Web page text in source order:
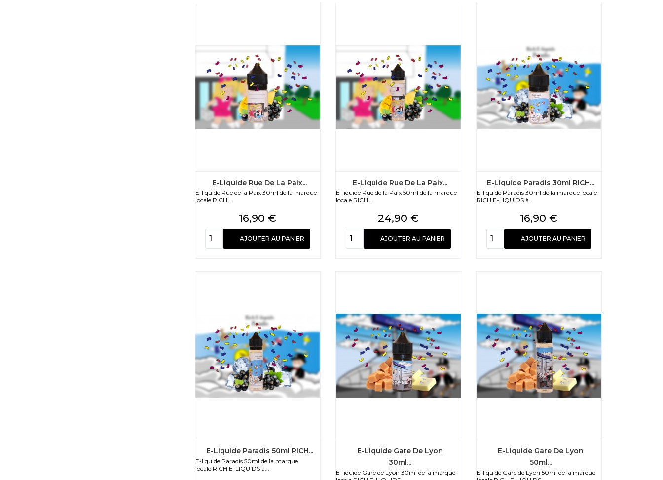
E-Liquide Rue De La Paix...
E-liquide Rue de la Paix 30ml de la marque
locale RICH...
Prix
16,90 €
AJOUTER AU PANIER
E-Liquide Rue De La Paix...
E-liquide Rue de la Paix 50ml de la marque
locale RICH...
Prix
24,90 €
AJOUTER AU PANIER
E-Liquide Paradis 30ml RICH...
E-liquide Paradis 30ml de la marque locale
RICH E-LIQUIDS à...
Prix
16,90 €
AJOUTER AU PANIER
E-Liquide Paradis 50ml RICH...
E-liquide Paradis 50ml de la marque
locale RICH E-LIQUIDS à...
E-Liquide Gare De Lyon
30ml...
E-liquide Gare de Lyon 30ml de la marque
E-Liquide Gare De Lyon
50ml...
E-liquide Gare de Lyon 50ml de la marque